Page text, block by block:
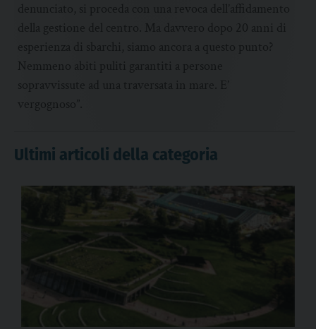
denunciato, si proceda con una revoca dell’affidamento
della gestione del centro. Ma davvero dopo 20 anni di
esperienza di sbarchi, siamo ancora a questo punto?
Nemmeno abiti puliti garantiti a persone
sopravvissute ad una traversata in mare. E’
vergognoso”.
Ultimi articoli della categoria